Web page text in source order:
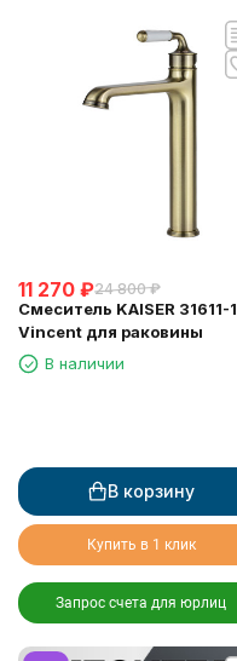
11 270 ₽24 800 ₽
Смеситель KAISER 31611-1
Vincent для раковины
В наличии
В корзину
Купить в 1 клик
Запрос счета для юрлиц